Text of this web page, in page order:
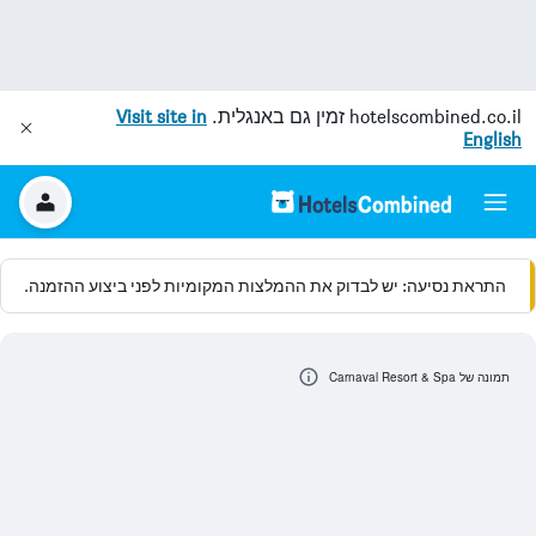
hotelscombined.co.il זמין גם באנגלית. Visit site in
English
התראת נסיעה: יש לבדוק את ההמלצות המקומיות לפני ביצוע ההזמנה.
תמונה של Carnaval Resort & Spa